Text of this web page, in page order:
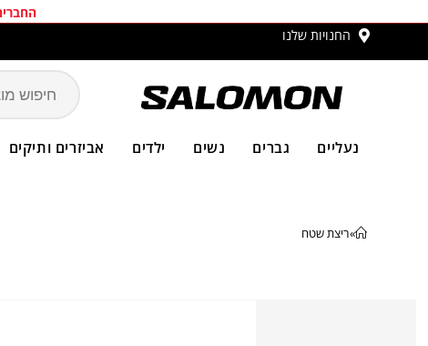
החנויות שלנו
נעליים גברים נשים ילדים אביזרים ותיקים
»ריצת שטח